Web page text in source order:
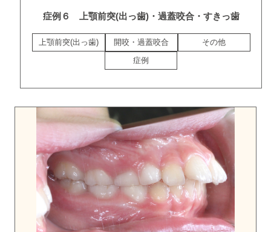
症例６ 上顎前突(出っ歯)・過蓋咬合・すきっ歯
上顎前突(出っ歯) 開咬・過蓋咬合
その他
症例